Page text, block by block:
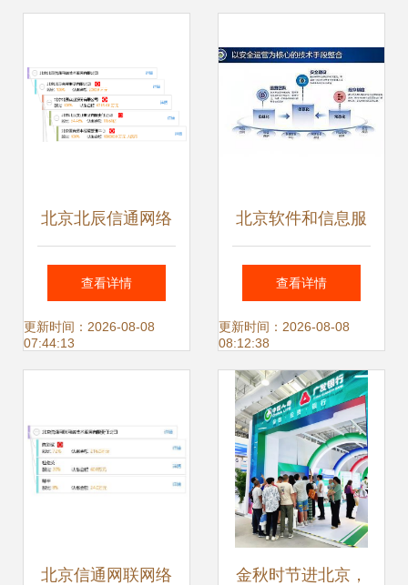
北京北辰信通网络
技术服务 打造首都
数字化服务新标杆
查看详情
更新时间：2026-08-08
07:44:13
北京软件和信息服
务业协会网络安全
专委会筹备会圆满
召开，共筑网络技
术服务新高地
查看详情
更新时间：2026-08-08
08:12:38
北京信通网联网络 金秋时节进北京，